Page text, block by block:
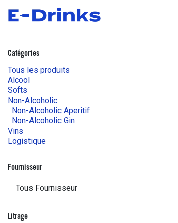
Se rendre au contenu
Catégories
Tous les produits
Alcool
Softs
Non-Alcoholic
Non-Alcoholic Aperitif
Non-Alcoholic Gin
Vins
Logistique
Fournisseur
Litrage